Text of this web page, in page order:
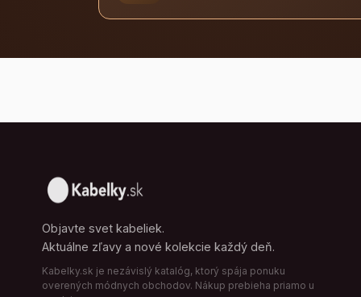
Objavte svet kabeliek.
Aktuálne zľavy a nové kolekcie každý deň.
Kabelky.sk je nezávislý katalóg, ktorý spája ponuku
overených módnych obchodov. Nákup prebieha priamo u